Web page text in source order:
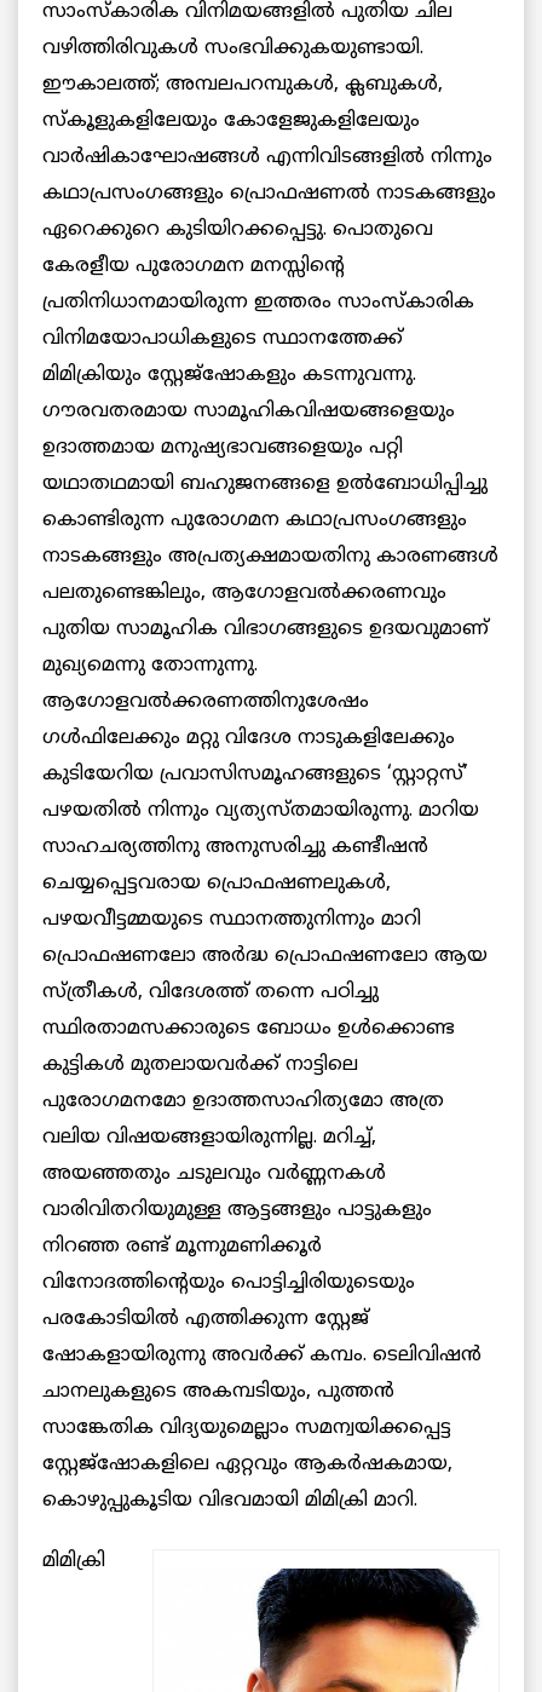
സാംസ്‌കാരിക വിനിമയങ്ങളില്‍ പുതിയ ചില
വഴിത്തിരിവുകള്‍ സംഭവിക്കുകയുണ്ടായി.
ഈകാലത്ത്; അമ്പലപറമ്പുകള്‍, ക്ലബുകള്‍,
സ്‌കൂളുകളിലേയും കോളേജുകളിലേയും
വാര്‍ഷികാഘോഷങ്ങള്‍ എന്നിവിടങ്ങളില്‍ നിന്നും
കഥാപ്രസംഗങ്ങളും പ്രൊഫഷണല്‍ നാടകങ്ങളും
ഏറെക്കുറെ കുടിയിറക്കപ്പെട്ടു. പൊതുവെ
കേരളീയ പുരോഗമന മനസ്സിന്റെ
പ്രതിനിധാനമായിരുന്ന ഇത്തരം സാംസ്‌കാരിക
വിനിമയോപാധികളുടെ സ്ഥാനത്തേക്ക്
മിമിക്രിയും സ്റ്റേജ്‌ഷോകളും കടന്നുവന്നു.
ഗൗരവതരമായ സാമൂഹികവിഷയങ്ങളെയും
ഉദാത്തമായ മനുഷ്യഭാവങ്ങളെയും പറ്റി
യഥാതഥമായി ബഹുജനങ്ങളെ ഉല്‍ബോധിപ്പിച്ചു
കൊണ്ടിരുന്ന പുരോഗമന കഥാപ്രസംഗങ്ങളും
നാടകങ്ങളും അപ്രത്യക്ഷമായതിനു കാരണങ്ങള്‍
പലതുണ്ടെങ്കിലും, ആഗോളവല്‍ക്കരണവും
പുതിയ സാമൂഹിക വിഭാഗങ്ങളുടെ ഉദയവുമാണ്
മുഖ്യമെന്നു തോന്നുന്നു.
ആഗോളവല്‍ക്കരണത്തിനുശേഷം
ഗള്‍ഫിലേക്കും മറ്റു വിദേശ നാടുകളിലേക്കും
കുടിയേറിയ പ്രവാസിസമൂഹങ്ങളുടെ ‘സ്റ്റാറ്റസ്’
പഴയതില്‍ നിന്നും വ്യത്യസ്തമായിരുന്നു. മാറിയ
സാഹചര്യത്തിനു അനുസരിച്ചു കണ്ടീഷന്‍
ചെയ്യപ്പെട്ടവരായ പ്രൊഫഷണലുകള്‍,
പഴയവീട്ടമ്മയുടെ സ്ഥാനത്തുനിന്നും മാറി
പ്രൊഫഷണലോ അര്‍ദ്ധ പ്രൊഫഷണലോ ആയ
സ്ത്രീകള്‍, വിദേശത്ത് തന്നെ പഠിച്ചു
സ്ഥിരതാമസക്കാരുടെ ബോധം ഉള്‍ക്കൊണ്ട
കുട്ടികള്‍ മുതലായവര്‍ക്ക് നാട്ടിലെ
പുരോഗമനമോ ഉദാത്തസാഹിത്യമോ അത്ര
വലിയ വിഷയങ്ങളായിരുന്നില്ല. മറിച്ച്,
അയഞ്ഞതും ചടുലവും വര്‍ണ്ണനകള്‍
വാരിവിതറിയുമുള്ള ആട്ടങ്ങളും പാട്ടുകളും
നിറഞ്ഞ രണ്ട് മൂന്നുമണിക്കൂര്‍
വിനോദത്തിന്റെയും പൊട്ടിച്ചിരിയുടെയും
പരകോടിയില്‍ എത്തിക്കുന്ന സ്റ്റേജ്
ഷോകളായിരുന്നു അവര്‍ക്ക് കമ്പം. ടെലിവിഷന്‍
ചാനലുകളുടെ അകമ്പടിയും, പുത്തന്‍
സാങ്കേതിക വിദ്യയുമെല്ലാം സമന്വയിക്കപ്പെട്ട
സ്റ്റേജ്‌ഷോകളിലെ ഏറ്റവും ആകര്‍ഷകമായ,
കൊഴുപ്പുകൂടിയ വിഭവമായി മിമിക്രി മാറി.
മിമിക്രി